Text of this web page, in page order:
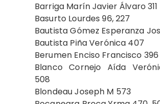
Barriga Marín Javier Álvaro 311
Basurto Lourdes 96, 227
Bautista Gómez Esperanza
Bautista Piña Verónica 407
Berumen Enciso Francisco 396
Blanco Cornejo Aída
508
Blondeau Joseph M 573